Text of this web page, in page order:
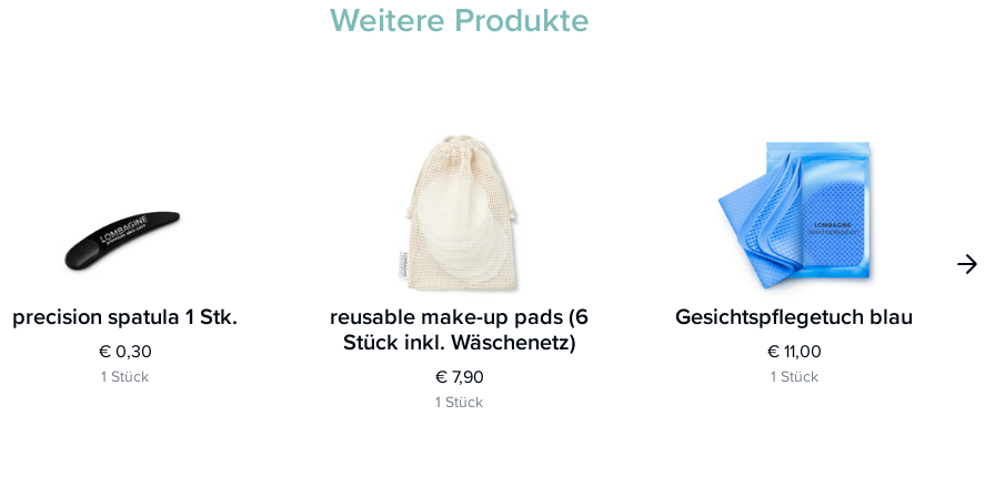
Weitere Produkte
precision spatula 1 Stk.
€ 0,30
1 Stück
reusable make-up pads (6
Stück inkl. Wäschenetz)
€ 7,90
1 Stück
Gesichtspflegetuch blau
€ 11,00
1 Stück